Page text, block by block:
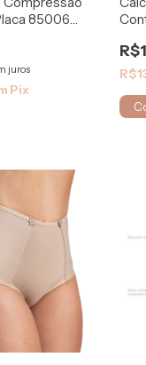
85006
juros
Pix